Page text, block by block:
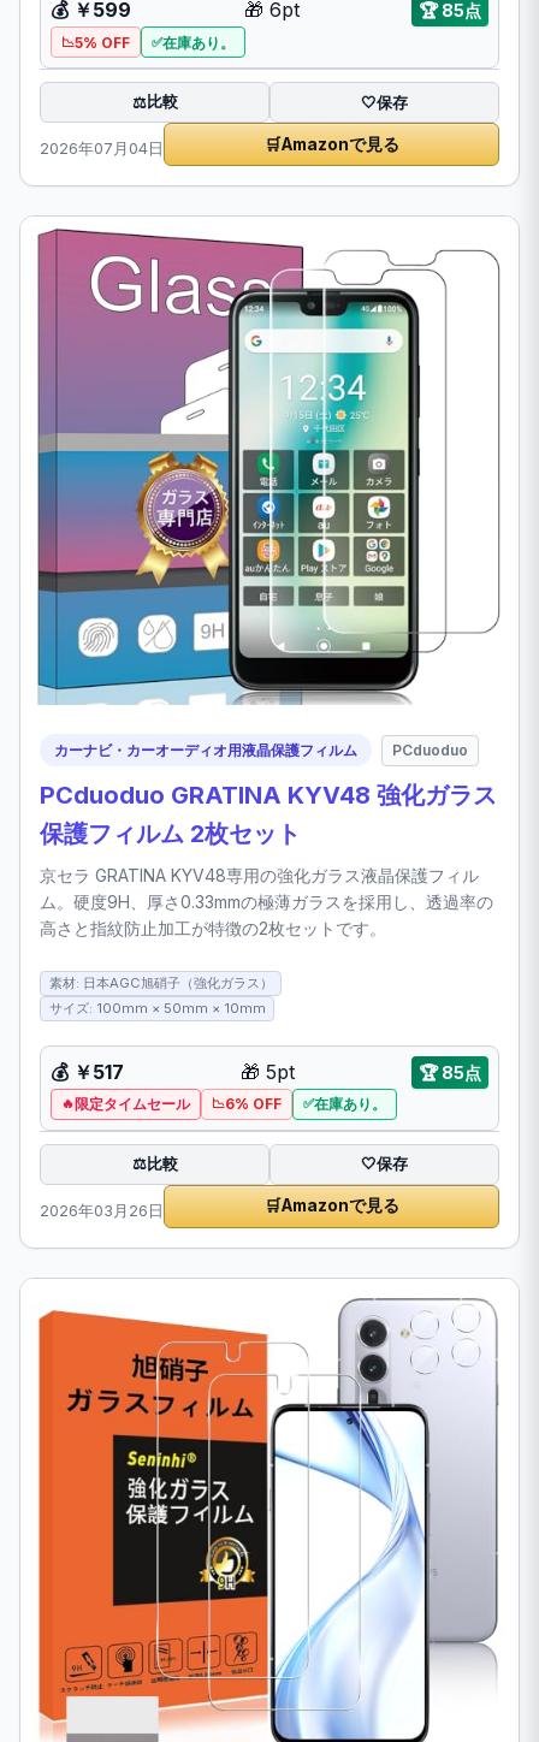
💰 ￥599 🎁 6pt 🏆85点
5% OFF 在庫あり。
⚖️比較 🤍保存
2026年07月04日 🛒Amazonで見る
カーナビ・カーオーディオ用液晶保護フィルム PCduoduo
PCduoduo GRATINA KYV48 強化ガラス
保護フィルム 2枚セット
京セラ GRATINA KYV48専用の強化ガラス液晶保護フィル
ム。硬度9H、厚さ0.33mmの極薄ガラスを採用し、透過率の
高さと指紋防止加工が特徴の2枚セットです。
素材: 日本AGC旭硝子（強化ガラス）
サイズ: 100mm × 50mm × 10mm
💰 ￥517 🎁 5pt 🏆85点
限定タイムセール 6% OFF 在庫あり。
⚖️比較 🤍保存
2026年03月26日 🛒Amazonで見る